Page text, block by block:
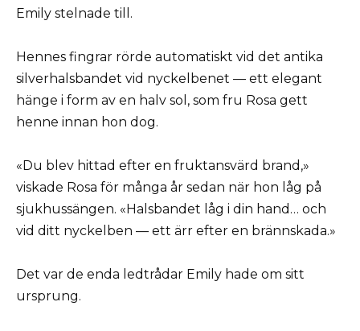
Emily stelnade till.
Hennes fingrar rörde automatiskt vid det antika
silverhalsbandet vid nyckelbenet — ett elegant
hänge i form av en halv sol, som fru Rosa gett
henne innan hon dog.
«Du blev hittad efter en fruktansvärd brand,»
viskade Rosa för många år sedan när hon låg på
sjukhussängen. «Halsbandet låg i din hand… och
vid ditt nyckelben — ett ärr efter en brännskada.»
Det var de enda ledtrådar Emily hade om sitt
ursprung.